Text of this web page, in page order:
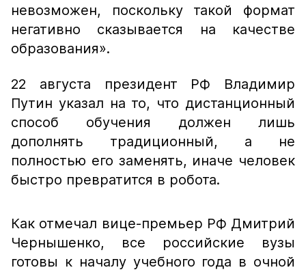
невозможен, поскольку такой формат
негативно сказывается на качестве
образования».
22 августа президент РФ Владимир
Путин указал на то, что дистанционный
способ обучения должен лишь
дополнять традиционный, а не
полностью его заменять, иначе человек
быстро превратится в робота.
Как отмечал вице-премьер РФ Дмитрий
Чернышенко, все российские вузы
готовы к началу учебного года в очной